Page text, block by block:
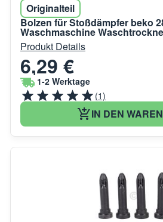
Originalteil
Bolzen für Stoßdämpfer beko
Waschmaschine
Produkt Details
6,29 €
1-2 Werktage
(1)
IN DEN